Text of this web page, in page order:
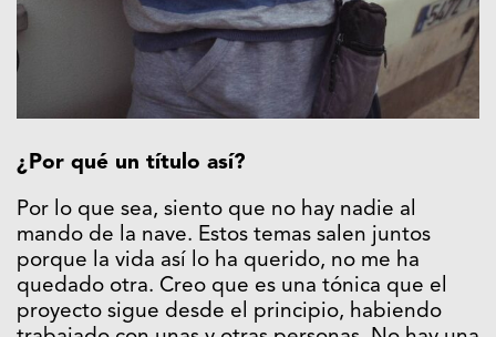
¿Por qué un título así?
Por lo que sea, siento que no hay nadie al
mando de la nave. Estos temas salen juntos
porque la vida así lo ha querido, no me ha
quedado otra. Creo que es una tónica que el
proyecto sigue desde el principio, habiendo